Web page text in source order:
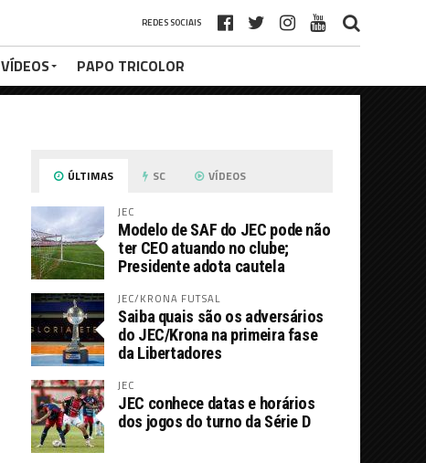
REDES SOCIAIS
VÍDEOS PAPO TRICOLOR
ÚLTIMAS SC VÍDEOS
JEC
Modelo de SAF do JEC pode não
ter CEO atuando no clube;
Presidente adota cautela
JEC/KRONA FUTSAL
Saiba quais são os adversários
do JEC/Krona na primeira fase
da Libertadores
JEC
JEC conhece datas e horários
dos jogos do turno da Série D